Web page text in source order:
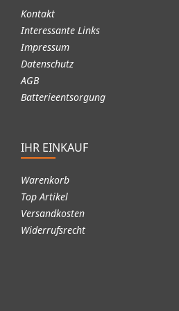
Kontakt
Interessante Links
Impressum
Datenschutz
AGB
Batterieentsorgung
IHR EINKAUF
Warenkorb
Top Artikel
Versandkosten
Widerrufsrecht